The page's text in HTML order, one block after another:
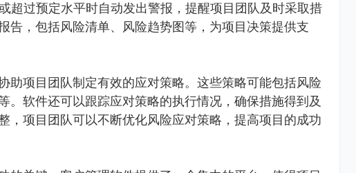
超过预定水平时自动发出警报，提醒项目团队及时采取措
告，包括风险清单、风险趋势图等，为项目决策提供支
助项目团队制定有效的应对策略。这些策略可能包括风险
。软件还可以跟踪应对策略的执行情况，确保措施得到及
，项目团队可以不断优化风险应对策略，提高项目的成功